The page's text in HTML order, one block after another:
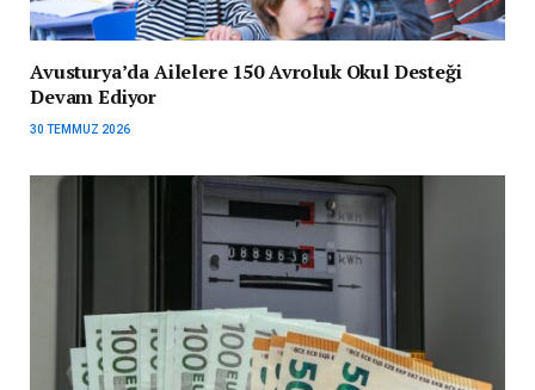
Avusturya’da Ailelere 150 Avroluk Okul Desteği
Devam Ediyor
30 TEMMUZ 2026